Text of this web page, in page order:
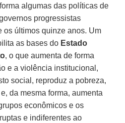
algumas das políticas de
progressistas
os últimos quinze anos. Um
as bases do Estado
, o que aumenta de forma
e a violência institucional,
social, reproduz a pobreza,
da mesma forma, aumenta
econômicos e os
e indiferentes ao